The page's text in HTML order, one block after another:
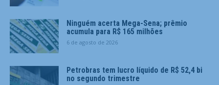
Ninguém acerta Mega-Sena; prêmio
acumula para R$ 165 milhões
6 de agosto de 2026
Petrobras tem lucro líquido de R$ 52,4 bi
no segundo trimestre